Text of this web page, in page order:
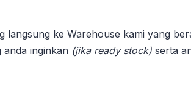
langsung ke Warehouse kami yang
inginkan (jika ready stock) serta